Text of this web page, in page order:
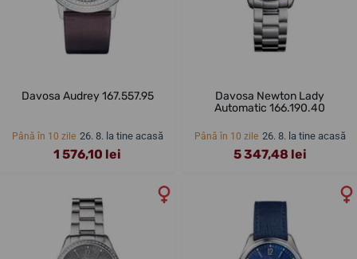
Davosa Audrey 167.557.95
Până în 10 zile 26. 8. la tine acasă
1 576,10 lei
Davosa Newton Lady
Automatic 166.190.40
Până în 10 zile 26. 8. la tine acasă
5 347,48 lei